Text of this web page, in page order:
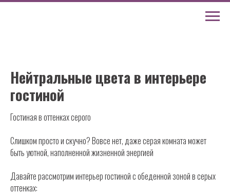
Нейтральные цвета в интерьере
гостиной
Гостиная в оттенках серого
Слишком просто и скучно? Вовсе нет, даже серая комната может
быть уютной, наполненной жизненной энергией
Давайте рассмотрим интерьер гостиной с обеденной зоной в серых
оттенках: